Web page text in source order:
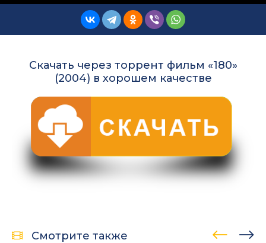
Скачать через торрент фильм «180»
(2004) в хорошем качестве
Смотрите также